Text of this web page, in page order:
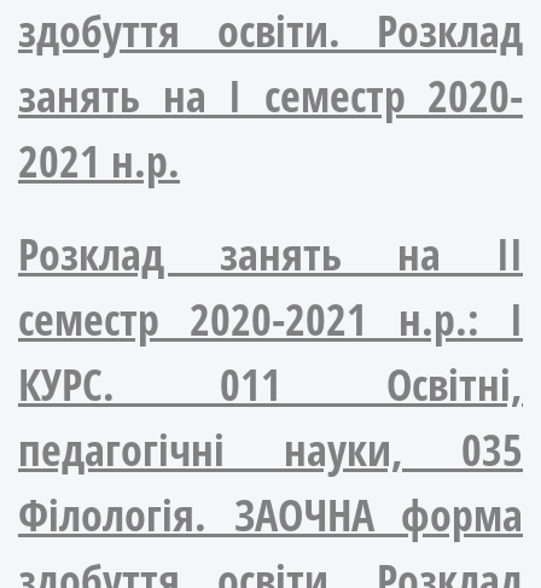
здобуття освіти. Розклад
занять на І семестр 2020-
2021 н.р.
Розклад занять на ІІ
семестр 2020-2021 н.р.: І
КУРС. 011 Освітні,
педагогічні науки, 035
Філологія. ЗАОЧНА форма